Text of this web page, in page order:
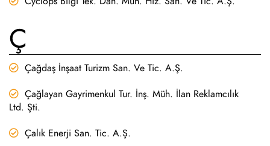
Ç
Çağdaş İnşaat Turizm San. Ve Tic. A.Ş.
Çağlayan Gayrimenkul Tur. İnş. Müh. İlan Reklamcılık
Ltd. Şti.
Çalık Enerji San. Tic. A.Ş.